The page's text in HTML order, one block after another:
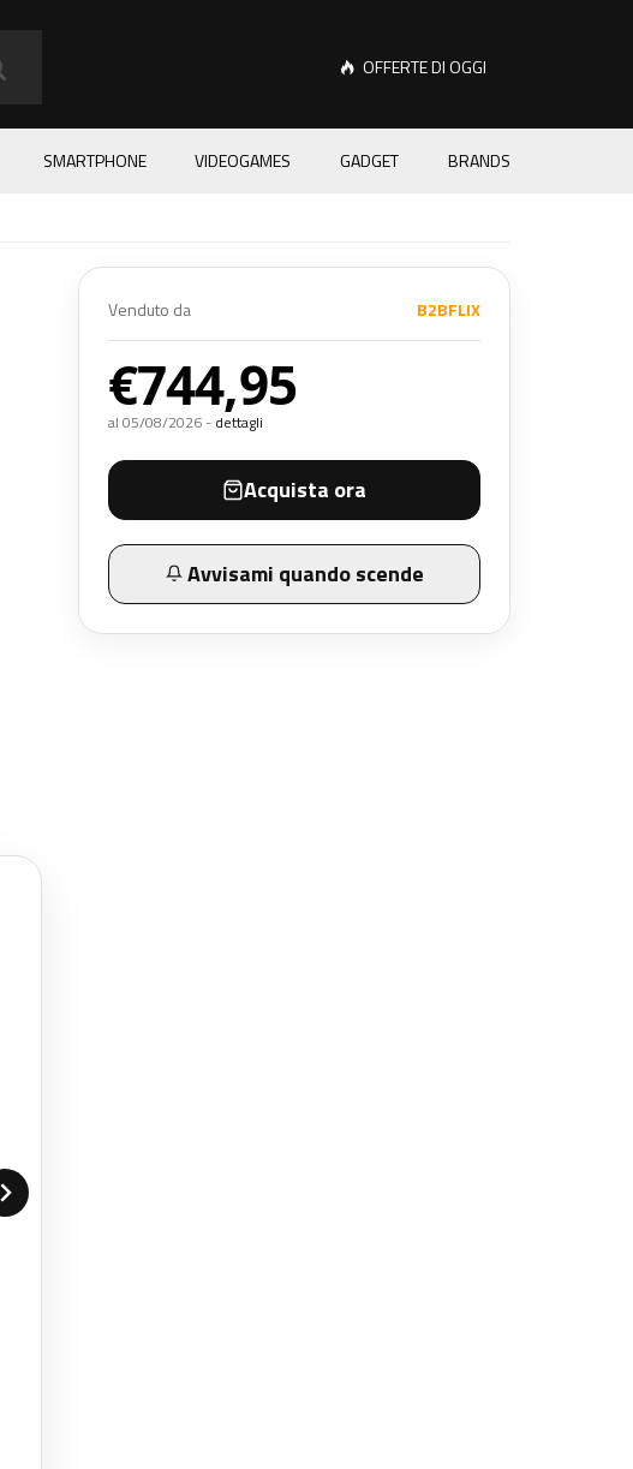
OFFERTE DI OGGI
SMARTPHONE VIDEOGAMES GADGET BRANDS
Venduto da B2BFLIX
€744,95
al 05/08/2026 - dettagli
Acquista ora
Avvisami quando scende